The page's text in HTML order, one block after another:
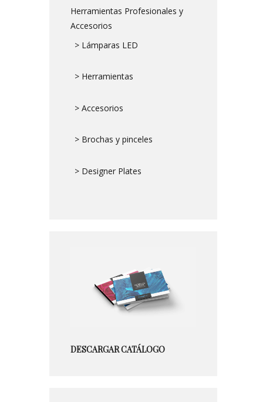
Herramientas Profesionales y
Accesorios
> Lámparas LED
> Herramientas
> Accesorios
> Brochas y pinceles
> Designer Plates
DESCARGAR CATÁLOGO